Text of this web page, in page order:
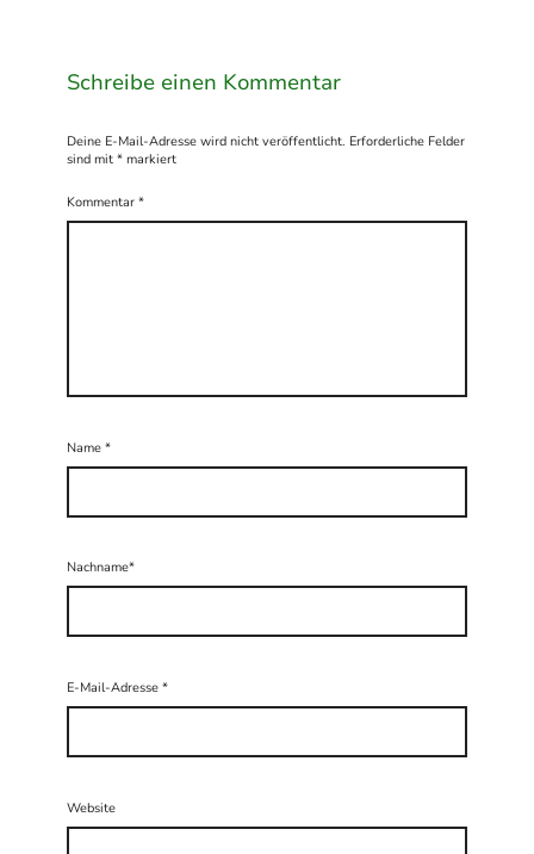
Schreibe einen Kommentar
Deine E-Mail-Adresse wird nicht veröffentlicht. Erforderliche Felder
sind mit * markiert
Kommentar *
Name *
Nachname*
E-Mail-Adresse *
Website